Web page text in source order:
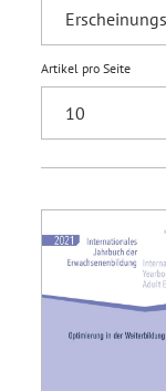
Artikel pro Seite